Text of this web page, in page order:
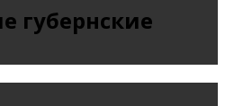
губернские